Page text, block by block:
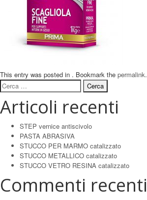
This entry was posted in . Bookmark the permalink.
Ricerca
per:
Articoli recenti
STEP vernice antiscivolo
PASTA ABRASIVA
STUCCO PER MARMO catalizzato
STUCCO METALLICO catalizzato
STUCCO VETRO RESINA catalizzato
Commenti recenti